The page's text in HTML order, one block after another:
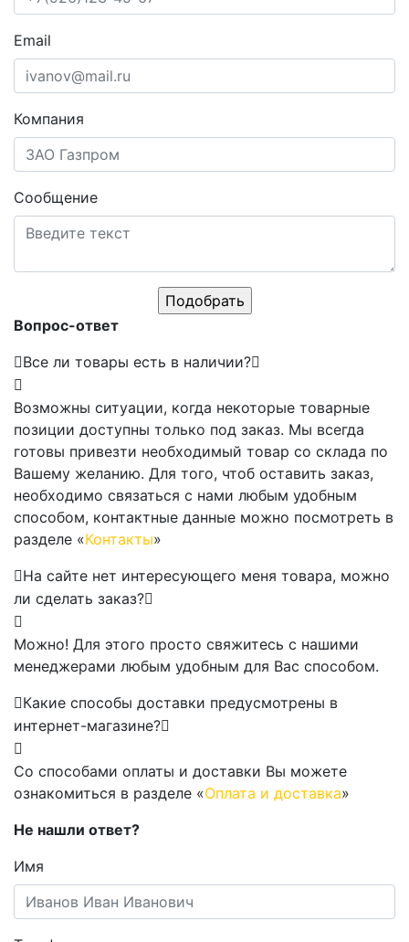
Email
Компания
Сообщение
Вопрос-ответ
Все ли товары есть в наличии?
Возможны ситуации, когда некоторые товарные
позиции доступны только под заказ. Мы всегда
готовы привезти необходимый товар со склада по
Вашему желанию. Для того, чтоб оставить заказ,
необходимо связаться с нами любым удобным
способом, контактные данные можно посмотреть в
разделе «Контакты»
На сайте нет интересующего меня товара, можно
ли сделать заказ?
Можно! Для этого просто свяжитесь с нашими
менеджерами любым удобным для Вас способом.
Какие способы доставки предусмотрены в
интернет-магазине?
Со способами оплаты и доставки Вы можете
ознакомиться в разделе «Оплата и доставка»
Не нашли ответ?
Имя